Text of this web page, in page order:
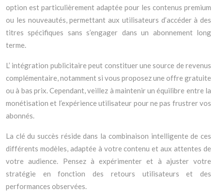
option est particulièrement adaptée pour les contenus premium
ou les nouveautés, permettant aux utilisateurs d’accéder à des
titres spécifiques sans s’engager dans un abonnement long
terme.
L’ intégration publicitaire peut constituer une source de revenus
complémentaire, notamment si vous proposez une offre gratuite
ou à bas prix. Cependant, veillez à maintenir un équilibre entre la
monétisation et l’expérience utilisateur pour ne pas frustrer vos
abonnés.
La clé du succès réside dans la combinaison intelligente de ces
différents modèles, adaptée à votre contenu et aux attentes de
votre audience. Pensez à expérimenter et à ajuster votre
stratégie en fonction des retours utilisateurs et des
performances observées.